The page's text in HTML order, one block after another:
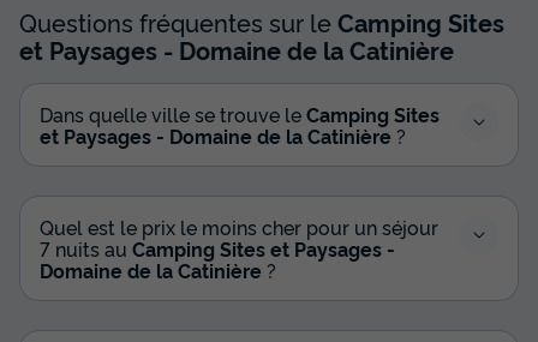
Questions fréquentes sur leCamping Sites
et Paysages - Domaine de la Catinière
Dans quelle ville se trouve leCamping Sites
et Paysages - Domaine de la Catinière ?
Quel est le prix le moins cher pour un séjour
7 nuits au Camping Sites et Paysages -
Domaine de la Catinière ?